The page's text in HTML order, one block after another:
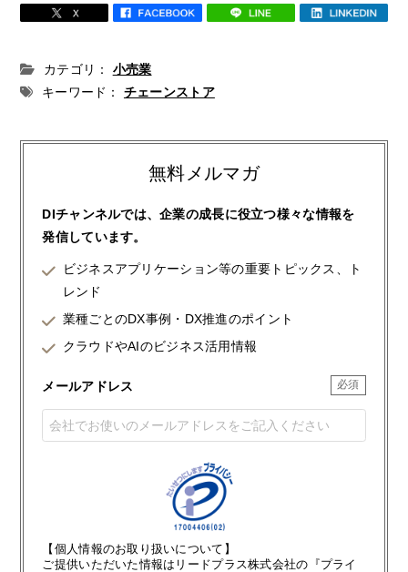
カテゴリ：
小売業
キーワード：
チェーンストア
無料メルマガ
DIチャンネルでは、企業の成長に役立つ様々な情報を
発信しています。
ビジネスアプリケーション等の重要トピックス、ト
レンド
業種ごとのDX事例・DX推進のポイント
クラウドやAIのビジネス活用情報
メールアドレス
【個人情報のお取り扱いについて】
ご提供いただいた情報はリードプラス株式会社の『プライ